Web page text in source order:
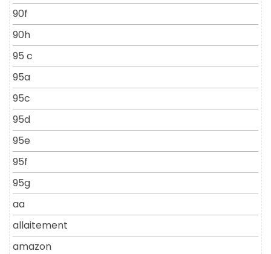
90f
90h
95 c
95a
95c
95d
95e
95f
95g
aa
allaitement
amazon